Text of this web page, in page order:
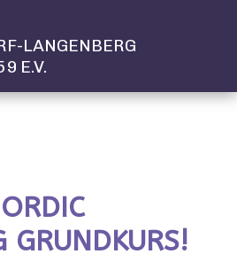
LANGENBERG
E.V.
GRUNDKURS!